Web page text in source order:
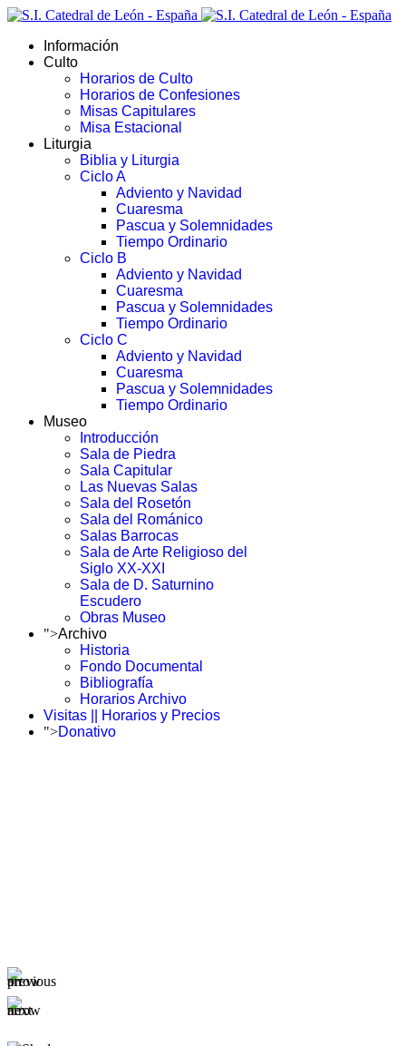
Información
Culto
Horarios de Culto
Horarios de Confesiones
Misas Capitulares
Misa Estacional
Liturgia
Biblia y Liturgia
Ciclo A
Adviento y Navidad
Cuaresma
Pascua y Solemnidades
Tiempo Ordinario
Ciclo B
Adviento y Navidad
Cuaresma
Pascua y Solemnidades
Tiempo Ordinario
Ciclo C
Adviento y Navidad
Cuaresma
Pascua y Solemnidades
Tiempo Ordinario
Museo
Introducción
Sala de Piedra
Sala Capitular
Las Nuevas Salas
Sala del Rosetón
Sala del Románico
Salas Barrocas
Sala de Arte Religioso del
Siglo XX-XXI
Sala de D. Saturnino
Escudero
Obras Museo
">Archivo
Historia
Fondo Documental
Bibliografía
Horarios Archivo
Visitas || Horarios y Precios
">Donativo